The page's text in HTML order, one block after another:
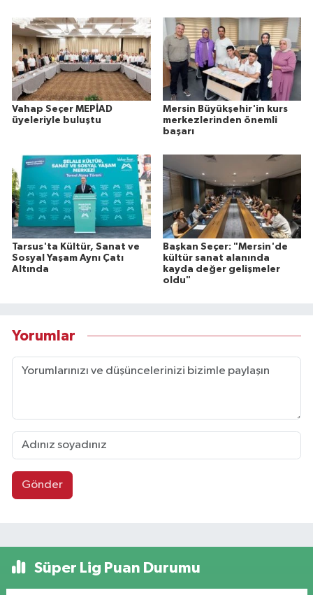
Vahap Seçer MEPİAD
üyeleriyle buluştu
Mersin Büyükşehir'in kurs
merkezlerinden önemli
başarı
Tarsus'ta Kültür, Sanat ve
Sosyal Yaşam Aynı Çatı
Altında
Başkan Seçer: "Mersin'de
kültür sanat alanında
kayda değer gelişmeler
oldu"
Yorumlar
Gönder
Süper Lig Puan Durumu